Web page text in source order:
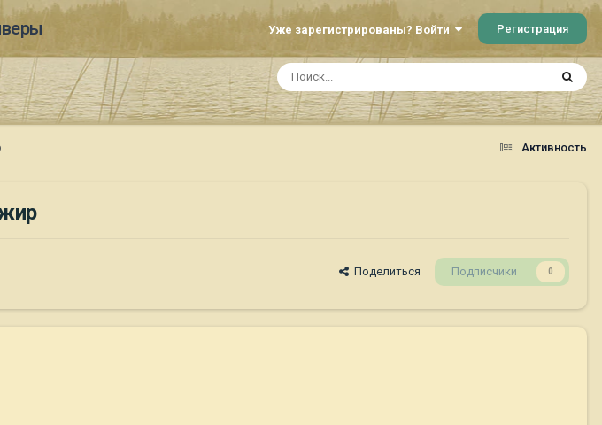
Уже зарегистрированы? Войти Регистрация
Активность
Поделиться Подписчики 0